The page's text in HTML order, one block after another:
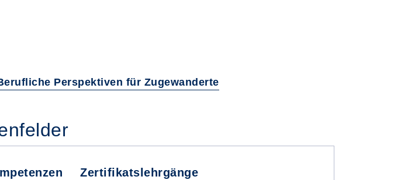
Perspektiven für Zugewanderte
Zertifikatslehrgänge